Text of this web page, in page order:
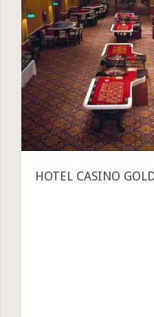
HOTEL CASINO